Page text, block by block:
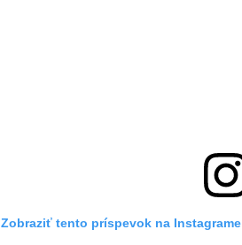
Zobraziť tento príspevok na Instagrame